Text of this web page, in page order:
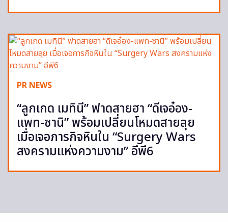
PR NEWS
“ลูกเกด เมทินี” ฟาดสายฮา “ดีเจอ๋อง-
แพท-ซานิ” พร้อมเปลี่ยนโหมดสายลุย
เมื่อเจอภารกิจหินใน “Surgery Wars
สงครามแห่งความงาม” อีพี6